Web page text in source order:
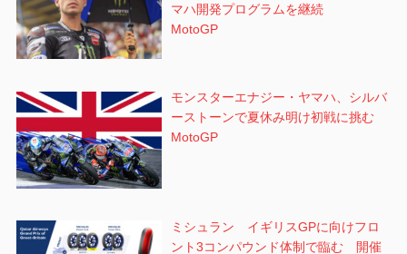
マハ開発プログラムを継続
MotoGP
モンスターエナジー・ヤマハ、シルバ
ーストーンで夏休み明け初戦に挑む
MotoGP
ミシュラン イギリスGPに向けフロ
ント3コンパウンド体制で臨む 開催